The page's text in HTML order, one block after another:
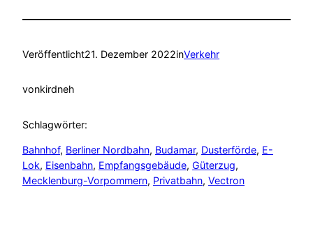
Veröffentlicht21. Dezember 2022inVerkehr
vonkirdneh
Schlagwörter:
Bahnhof, Berliner Nordbahn, Budamar, Dusterförde, E-
Lok, Eisenbahn, Empfangsgebäude, Güterzug
Mecklenburg-Vorpommern, Privatbahn, Vectron